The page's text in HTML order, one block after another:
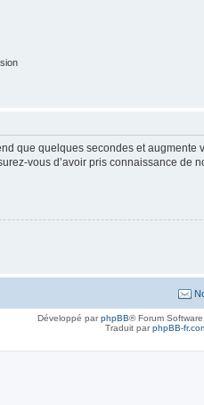
que quelques secondes et
vous d’avoir pris connaissance
Développé parphpBB® Forum
Traduit parphpBB-